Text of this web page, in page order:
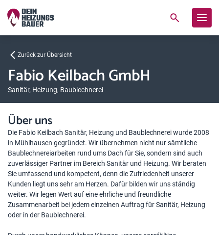
Zurück zur Übersicht
Fabio Keilbach GmbH
Sanitär, Heizung, Baublechnerei
Über uns
Die Fabio Keilbach Sanitär, Heizung und Baublechnerei wurde 2008
in Mühlhausen gegründet. Wir übernehmen nicht nur sämtliche
Baublechnereiarbeiten rund ums Dach für Sie, sondern sind auch
zuverlässiger Partner im Bereich Sanitär und Heizung. Wir beraten
Sie umfassend und kompetent, denn die Zufriedenheit unserer
Kunden liegt uns sehr am Herzen. Dafür bilden wir uns ständig
weiter. Wir legen Wert auf eine ehrliche und freundliche
Zusammenarbeit bei jedem einzelnen Auftrag für Sanitär, Heizung
oder in der Baublechnerei.